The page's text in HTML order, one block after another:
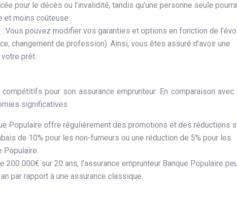
pour le décès ou l’invalidité, tandis qu’une personne seule
et moins coûteuse.
Vous pouvez modifier vos garanties et options en fonction de
changement de profession). Ainsi, vous êtes assuré d’avoir une
prêt.
pour son assurance emprunteur. En comparaison avec
significatives.
Populaire offre régulièrement des promotions et des réductions
de 10% pour les non-fumeurs ou une réduction de 5% pour les
Populaire.
200 000€ sur 20 ans, l’assurance emprunteur Banque Populaire
par rapport à une assurance classique.